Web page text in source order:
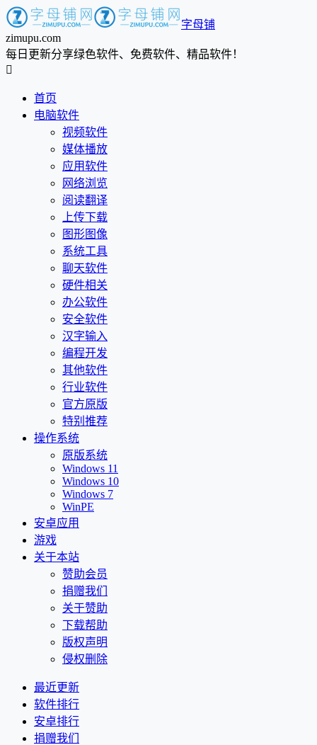
字母铺
zimupu.com
每日更新分享绿色软件、免费软件、精品软件！

首页
电脑软件
视频软件
媒体播放
应用软件
网络浏览
阅读翻译
上传下载
图形图像
系统工具
聊天软件
硬件相关
办公软件
安全软件
汉字输入
编程开发
其他软件
行业软件
官方原版
特别推荐
操作系统
原版系统
Windows 11
Windows 10
Windows 7
WinPE
安卓应用
游戏
关于本站
赞助会员
捐赠我们
关于赞助
下载帮助
版权声明
侵权删除
最近更新
软件排行
安卓排行
捐赠我们